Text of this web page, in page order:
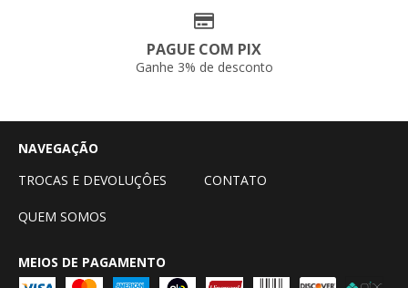
PAGUE COM PIX
Ganhe 3% de desconto
NAVEGAÇÃO
TROCAS E DEVOLUÇÔES
CONTATO
QUEM SOMOS
MEIOS DE PAGAMENTO